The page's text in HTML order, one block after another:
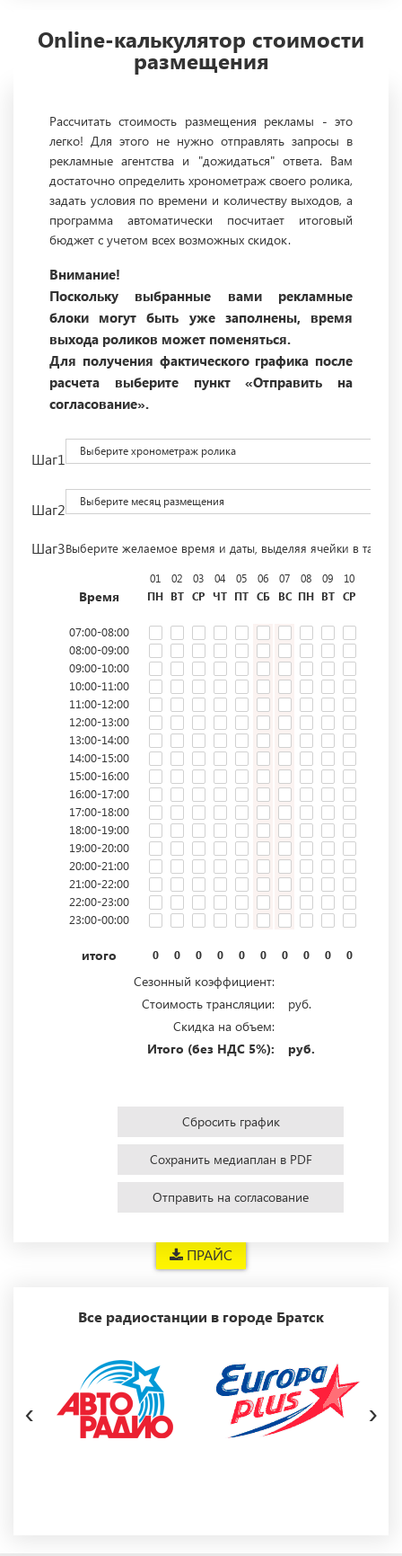
ПРАЙС
Online-калькулятор стоимости
размещения
Рассчитать стоимость размещения рекламы - это
легко! Для этого не нужно отправлять запросы в
рекламные агентства и "дожидаться" ответа. Вам
достаточно определить хронометраж своего ролика,
задать условия по времени и количеству выходов, а
программа автоматически посчитает итоговый
бюджет с учетом всех возможных скидок.
Внимание!
Поскольку выбранные вами рекламные
блоки могут быть уже заполнены, время
выхода роликов может поменяться.
Для получения фактического графика после
расчета выберите пункт «Отправить на
согласование».
Шаг1 Выберите хронометраж ролика
Шаг2 Выберите месяц размещения
Шаг3Выберите желаемое время и даты, выделяя ячейки в
Время
01
ПН
02
ВТ
03
СР
04
ЧТ
05
ПТ
06
СБ
07
ВС
08
ПН
09
ВТ
10
СР
07:00-08:00
08:00-09:00
09:00-10:00
10:00-11:00
11:00-12:00
12:00-13:00
13:00-14:00
14:00-15:00
15:00-16:00
16:00-17:00
17:00-18:00
18:00-19:00
19:00-20:00
20:00-21:00
21:00-22:00
22:00-23:00
23:00-00:00
итого 0 0 0 0 0 0 0 0 0 0
Сезонный коэффициент:
Стоимость трансляции:
руб.
Скидка на объем:
Итого (без НДС 5%):
руб.
Сбросить график
Сохранить медиаплан в PDF
Отправить на согласование
Все радиостанции в городе Братск
‹ ›